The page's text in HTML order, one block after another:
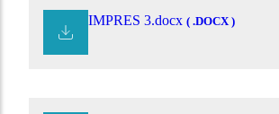
IMPRES 3.docx ( .DOCX )